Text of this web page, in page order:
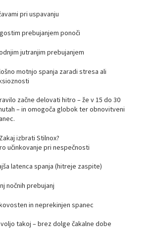
pri uspavanju
prebujanjem ponoči
jutranjim prebujanjem
motnjo spanja zaradi stresa ali
začne delovati hitro – že v 15 do 30
– in omogoča globok ter obnovitveni
izbrati Stilnox?
učinkovanje pri nespečnosti
latenca spanja (hitreje zaspite)
nočnih prebujanj
in neprekinjen spanec
voljo takoj – brez dolge čakalne dobe